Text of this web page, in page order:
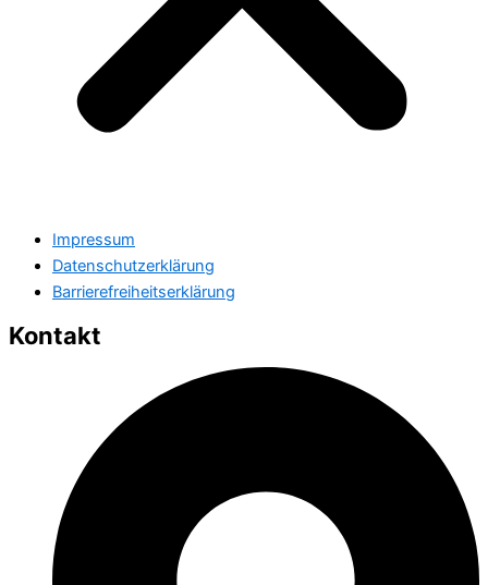
Impressum
Datenschutzerklärung
Barrierefreiheitserklärung
Kontakt